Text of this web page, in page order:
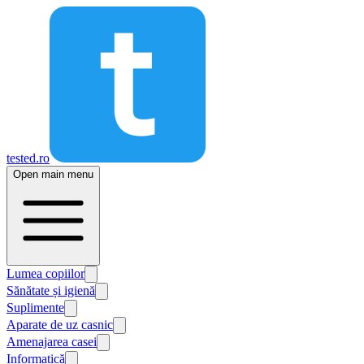
tested.ro
Open main menu
Lumea copiilor
Sănătate și igienă
Suplimente
Aparate de uz casnic
Amenajarea casei
Informatică